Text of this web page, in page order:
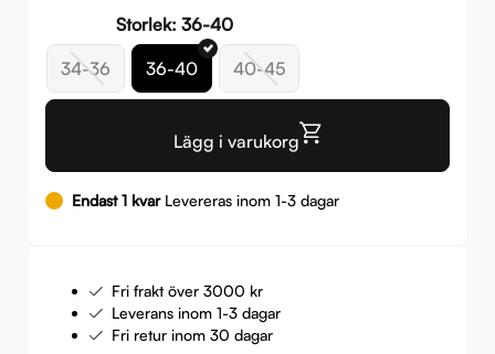
Storlek: 36-40
34-36
36-40 40-45
Lägg i varukorg
Endast 1 kvarLevereras inom 1-3 dagar
Fri frakt över 3000 kr
Leverans inom 1-3 dagar
Fri retur inom 30 dagar